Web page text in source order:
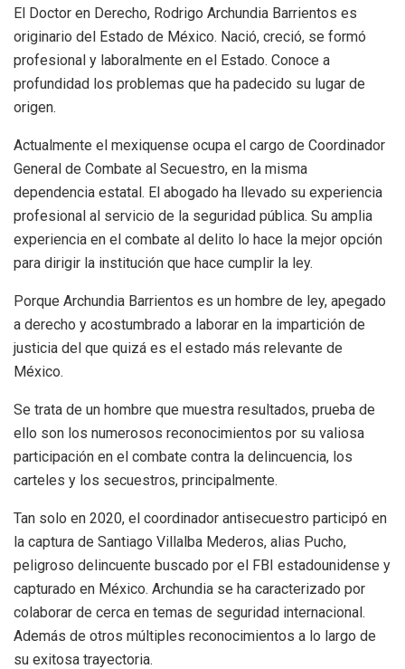
El Doctor en Derecho, Rodrigo Archundia Barrientos es
originario del Estado de México. Nació, creció, se formó
profesional y laboralmente en el Estado. Conoce a
profundidad los problemas que ha padecido su lugar de
origen.
Actualmente el mexiquense ocupa el cargo de Coordinador
General de Combate al Secuestro, en la misma
dependencia estatal. El abogado ha llevado su experiencia
profesional al servicio de la seguridad pública. Su amplia
experiencia en el combate al delito lo hace la mejor opción
para dirigir la institución que hace cumplir la ley.
Porque Archundia Barrientos es un hombre de ley, apegado
a derecho y acostumbrado a laborar en la impartición de
justicia del que quizá es el estado más relevante de
México.
Se trata de un hombre que muestra resultados, prueba de
ello son los numerosos reconocimientos por su valiosa
participación en el combate contra la delincuencia, los
carteles y los secuestros, principalmente.
Tan solo en 2020, el coordinador antisecuestro participó en
la captura de Santiago Villalba Mederos, alias Pucho,
peligroso delincuente buscado por el FBI estadounidense y
capturado en México. Archundia se ha caracterizado por
colaborar de cerca en temas de seguridad internacional.
Además de otros múltiples reconocimientos a lo largo de
su exitosa trayectoria.